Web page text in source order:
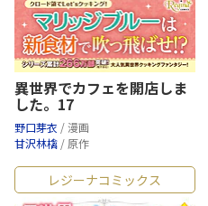
異世界でカフェを開店しま
した。17
野口芽衣 / 漫画
甘沢林檎 / 原作
レジーナコミックス